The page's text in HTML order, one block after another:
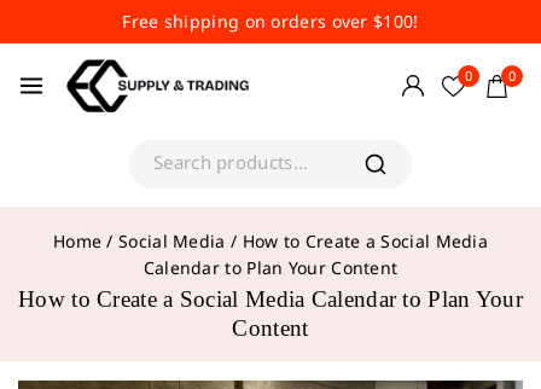
Free shipping on orders over $100!
0 0
Home / Social Media / How to Create a Social Media
Calendar to Plan Your Content
How to Create a Social Media Calendar to Plan Your
Content